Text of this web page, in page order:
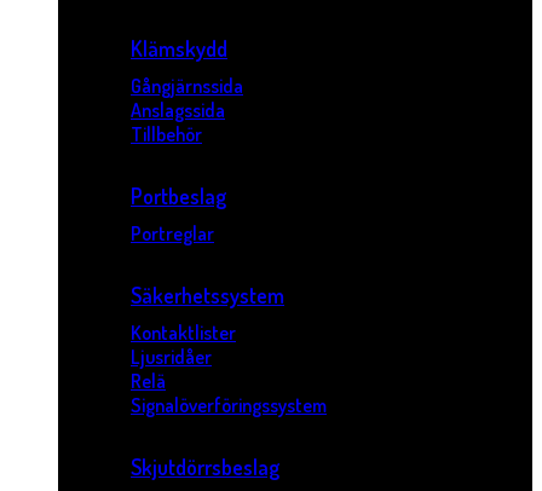
Klämskydd
Gångjärnssida
Anslagssida
Tillbehör
Portbeslag
Portreglar
Säkerhetssystem
Kontaktlister
Ljusridåer
Relä
Signalöverföringssystem
Skjutdörrsbeslag